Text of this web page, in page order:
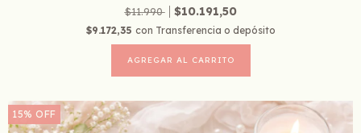
$11.990
$10.191,50
$9.172,35 con Transferencia o depósito
15% OFF